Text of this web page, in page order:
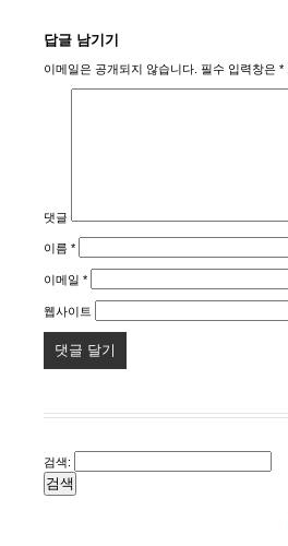
답글 남기기
이메일은 공개되지 않습니다. 필수 입력창은 *
댓글
이름 *
이메일 *
웹사이트
검색: